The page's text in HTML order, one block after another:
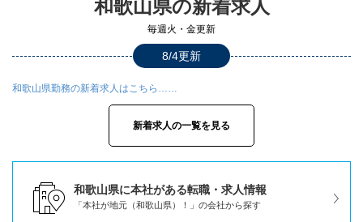
和歌山県の新着求人
毎週火・金更新
8/4更新
和歌山県勤務の新着求人はこちら……
新着求人の一覧を見る
和歌山県に本社がある転職・求人情報
「本社が地元（和歌山県）！」の会社から探す